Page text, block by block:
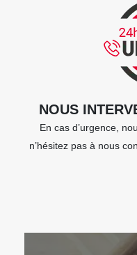
NOUS
En cas d’urgence,
n’hésitez pas à nous